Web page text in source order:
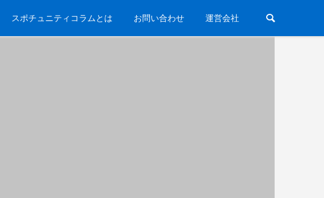
スポチュニティコラムとは お問い合わせ 運営会社